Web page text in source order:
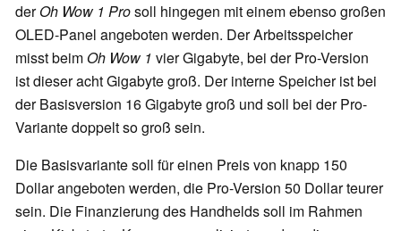
derOh Wow 1 Prosoll hingegen mit einem ebenso großen
OLED-Panel angeboten werden. Der Arbeitsspeicher
misst beim Oh Wow 1 vier Gigabyte, bei der Pro-Version
ist dieser acht Gigabyte groß. Der interne Speicher ist bei
der Basisversion 16 Gigabyte groß und soll bei der Pro-
Variante doppelt so groß sein.
Die Basisvariante soll für einen Preis von knapp 150
Dollar angeboten werden, die Pro-Version 50 Dollar teurer
sein. Die Finanzierung des Handhelds soll im Rahmen